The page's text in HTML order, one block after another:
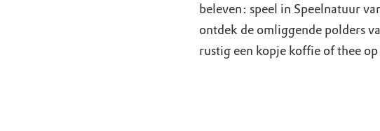
beleven: speel in Speelnatuur
ontdek de omliggende polders
rustig een kopje koffie of thee